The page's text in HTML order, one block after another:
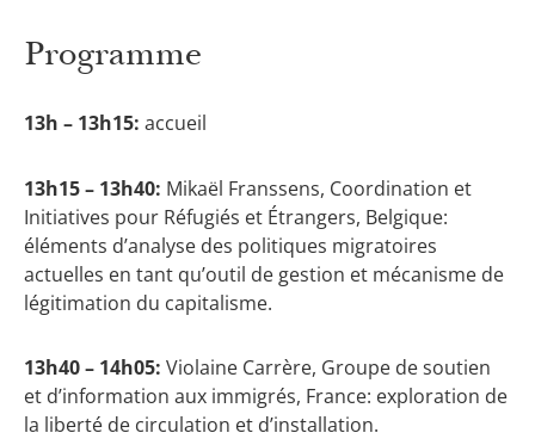
Programme
13h – 13h15: accueil
13h15 – 13h40: Mikaël Franssens, Coordination et
Initiatives pour Réfugiés et Étrangers, Belgique:
éléments d’analyse des politiques migratoires
actuelles en tant qu’outil de gestion et mécanisme de
légitimation du capitalisme.
13h40 – 14h05: Violaine Carrère, Groupe de soutien
et d’information aux immigrés, France: exploration de
la liberté de circulation et d’installation.